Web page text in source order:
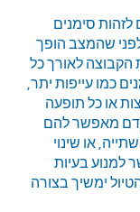
לזהות סימנים
שהמצב הופך
הקבוצה לאורך כל
כמו עייפות יתר,
או כל תופעה
מאפשר להם
או שינוי
למנוע בעיות
ימשיך בצורה